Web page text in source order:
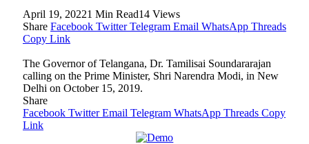
April 19, 20221 Min Read14 Views
Share Facebook Twitter Telegram Email WhatsApp Threads
Copy Link
The Governor of Telangana, Dr. Tamilisai Soundararajan
calling on the Prime Minister, Shri Narendra Modi, in New
Delhi on October 15, 2019.
Share
Facebook Twitter Email Telegram WhatsApp Threads Copy
Link